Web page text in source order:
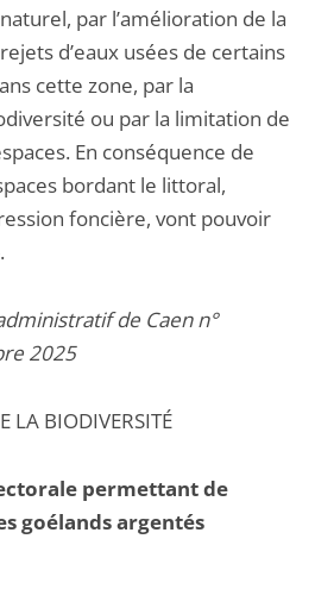
par l’amélioration de la
d’eaux usées de certains
cette zone, par la
ou par la limitation de
En conséquence de
bordant le littoral,
foncière, vont pouvoir
de Caen n°
2025
LA BIODIVERSITÉ
permettant de
goélands argentés